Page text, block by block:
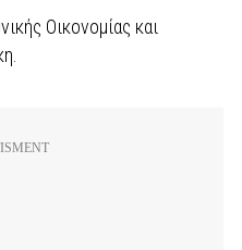
Οικονομίας και